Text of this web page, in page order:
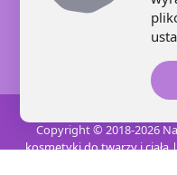
Copyright © 2018-2026
kosmetyki do twarzy i